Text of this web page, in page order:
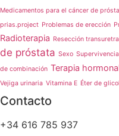
Medicamentos para el cáncer de
prias.project Problemas de erección
Radioterapia Resección
de próstata Sexo
de combinación Terapia
Vejiga urinaria Vitamina E Éter de glicol
Contacto
+34 616 785 937